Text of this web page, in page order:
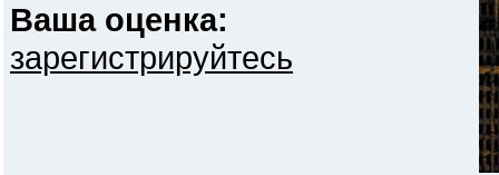
Ваша оценка:
зарегистрируйтесь